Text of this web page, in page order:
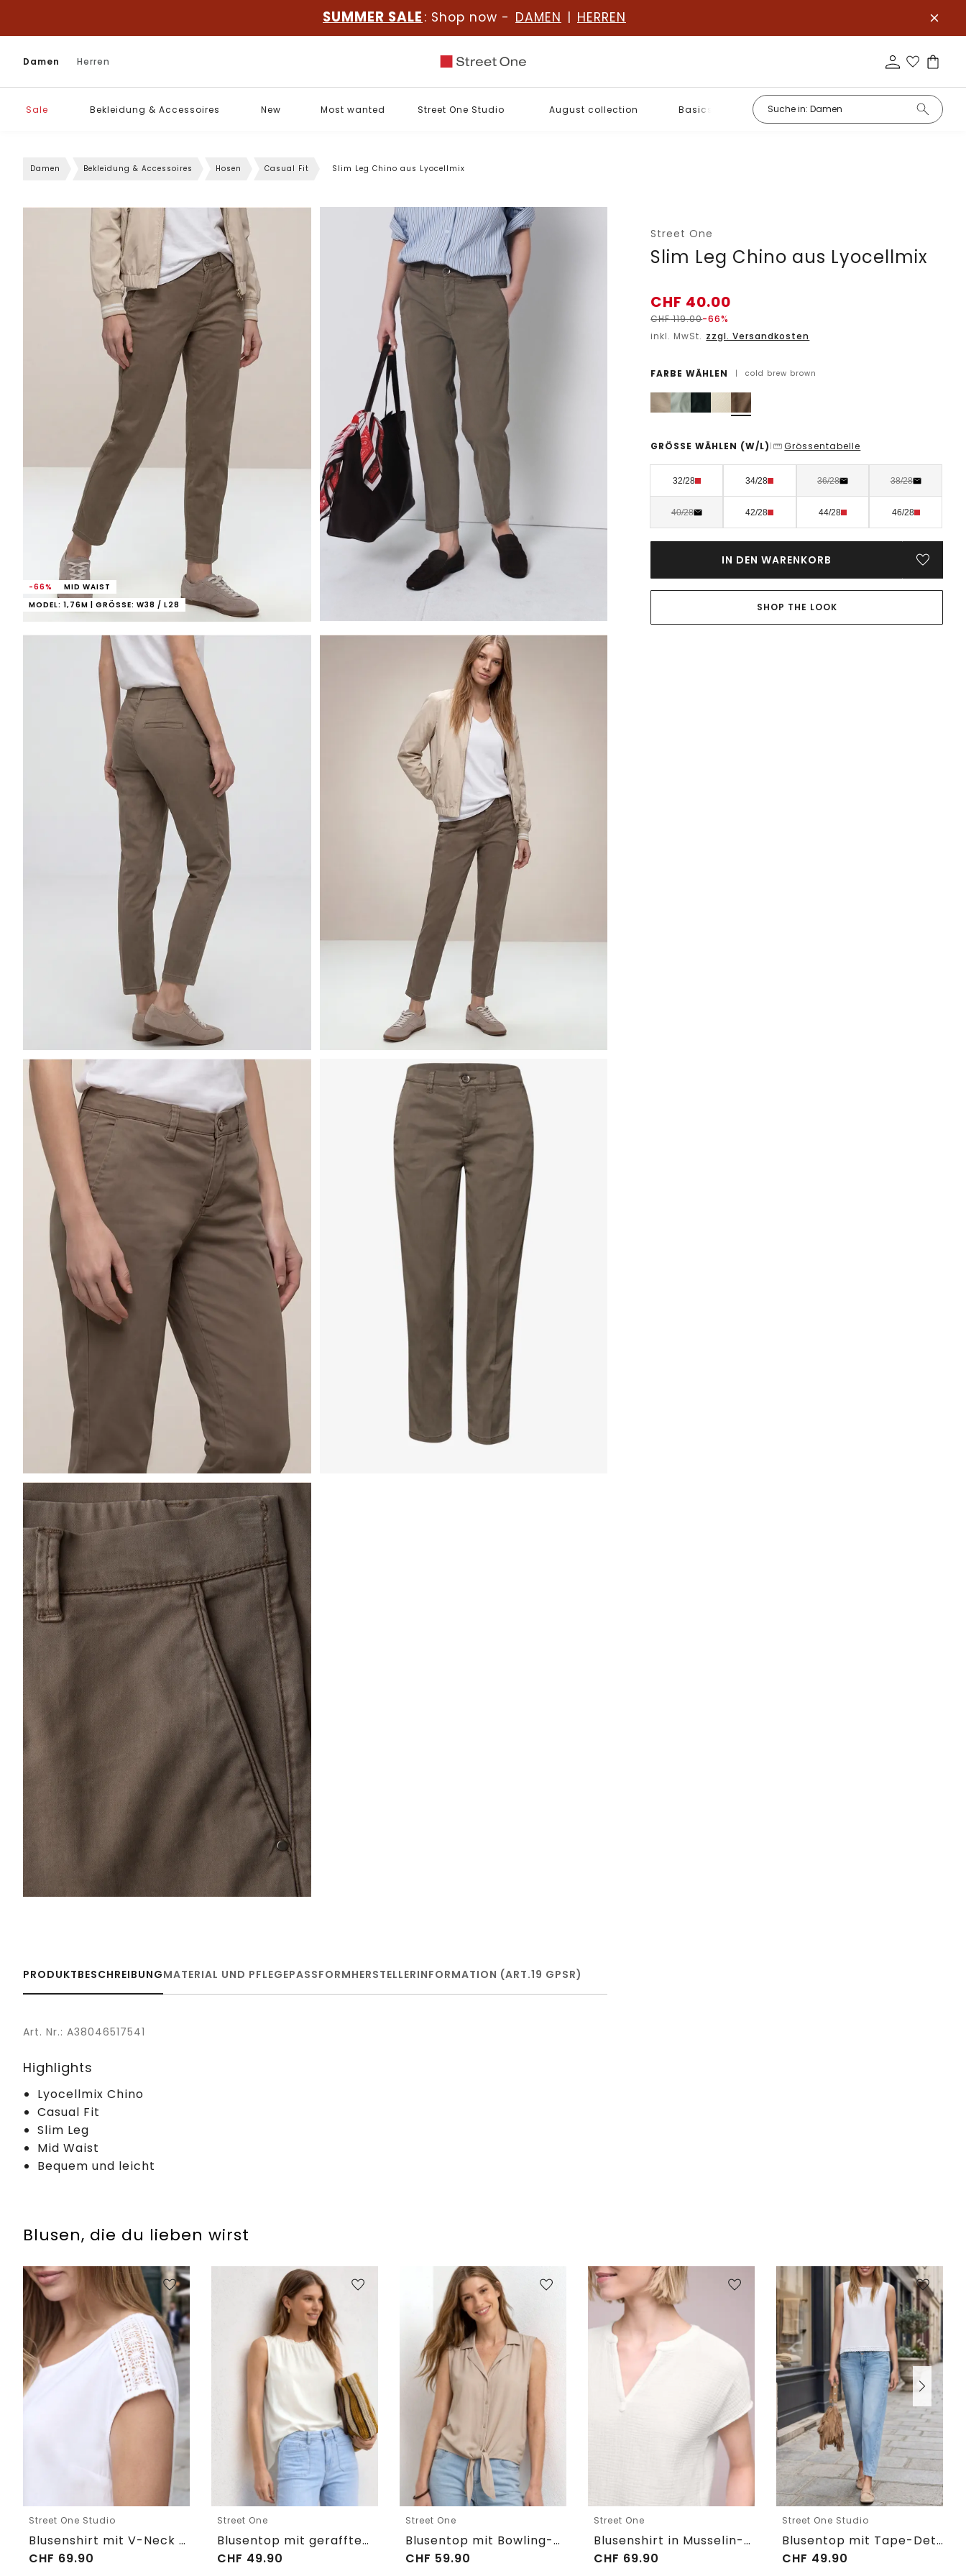
SUMMER SALE : Shop now - DAMEN | HERREN
Damen Herren
Sale Bekleidung & Accessoires New Most wanted Street One Studio August collection Basics
Damen Bekleidung & Accessoires Hosen Casual Fit Slim Leg Chino aus Lyocellmix
-66%
MID WAIST
MODEL: 1,76M | GRÖSSE: W38 / L28
Street One
Slim Leg Chino aus Lyocellmix
CHF 40.00
CHF119.00-66%
inkl. MwSt. zzgl. Versandkosten
FARBE WÄHLEN | cold brew brown
GRÖSSE WÄHLEN (W/L) | Grössentabelle
32/28 34/28 36/28 38/28
40/28 42/28 44/28 46/28
IN DEN WARENKORB
SHOP THE LOOK
PRODUKTBESCHREIBUNGMATERIAL UND PFLEGEPASSFORMHERSTELLERINFORMATION (ART.19 GPSR)
Art. Nr.: A38046517541
Highlights
Lyocellmix Chino
Casual Fit
Slim Leg
Mid Waist
Bequem und leicht
Blusen, die du lieben wirst
Street One Studio
Blusenshirt mit V-Neck und Spitze
CHF 69.90
Street One
Blusentop mit gerafftem Rundhals
CHF 49.90
Street One
Blusentop mit Bowling-Kragen und Knoten
CHF 59.90
Street One
Blusenshirt in Musselin-Qualität
CHF 69.90
Street One Studio
Blusentop mit Tape-Detail am Saum
CHF 49.90